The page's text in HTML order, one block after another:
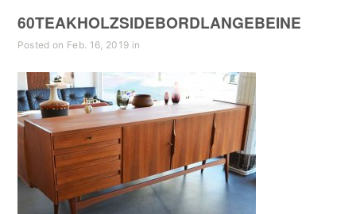
60TEAKHOLZSIDEBORDLANGEBEINE
Posted on Feb. 16, 2019 in